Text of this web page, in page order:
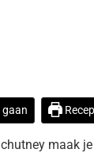
gaan
maak